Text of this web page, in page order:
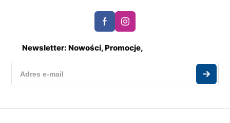
Newsletter: Nowości, Promocje,